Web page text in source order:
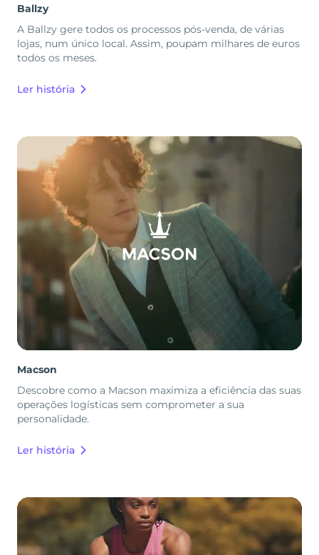
Ballzy
A Ballzy gere todos os processos pós-venda, de várias
lojas, num único local. Assim, poupam milhares de euros
todos os meses.
Ler história
Macson
Descobre como a Macson maximiza a eficiência das suas
operações logísticas sem comprometer a sua
personalidade.
Ler história